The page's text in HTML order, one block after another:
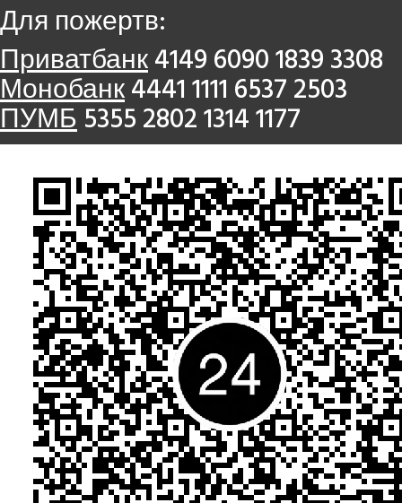
Для пожертв:
Приватбанк4149 6090 1839 3308
Монобанк4441 1111 6537 2503
ПУМБ5355 2802 1314 1177